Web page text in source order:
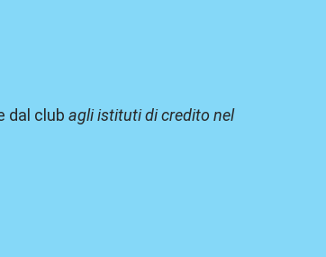
dal clubagli istituti di credito nel